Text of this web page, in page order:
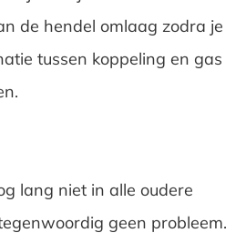
de hendel omlaag zodra je
tussen koppeling en gas
lang niet in alle oudere
geen probleem.